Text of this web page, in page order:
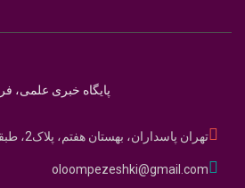
پایگاه خبری علمی،
تهران پاسداران، بهستان هفتم، پلاک2، طبقه 1-
oloompezeshki@gmail.com